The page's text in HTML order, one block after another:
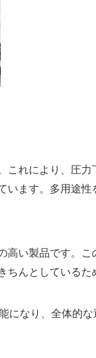
れにより、圧
ます。多用途
い製品です。
んとしている
になり、全体的